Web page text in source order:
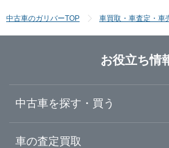
福島
栃木
富山
福井
京都
中古車のガリバーTOP 車買取・車査定・車
お役立ち情
中古車を探す・買う
中古車情報・中古車検索
車の査定買取